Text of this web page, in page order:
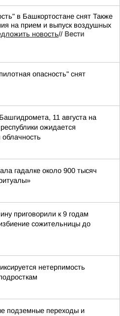
в Башкортостане снят Также
на прием и выпуск воздушных
новость// Вести
опасность" снят
11 августа на
ожидается
гадалке около 900 тысяч
приговорили к 9 годам
сожительницы до
нетерпимость
подземные переходы и